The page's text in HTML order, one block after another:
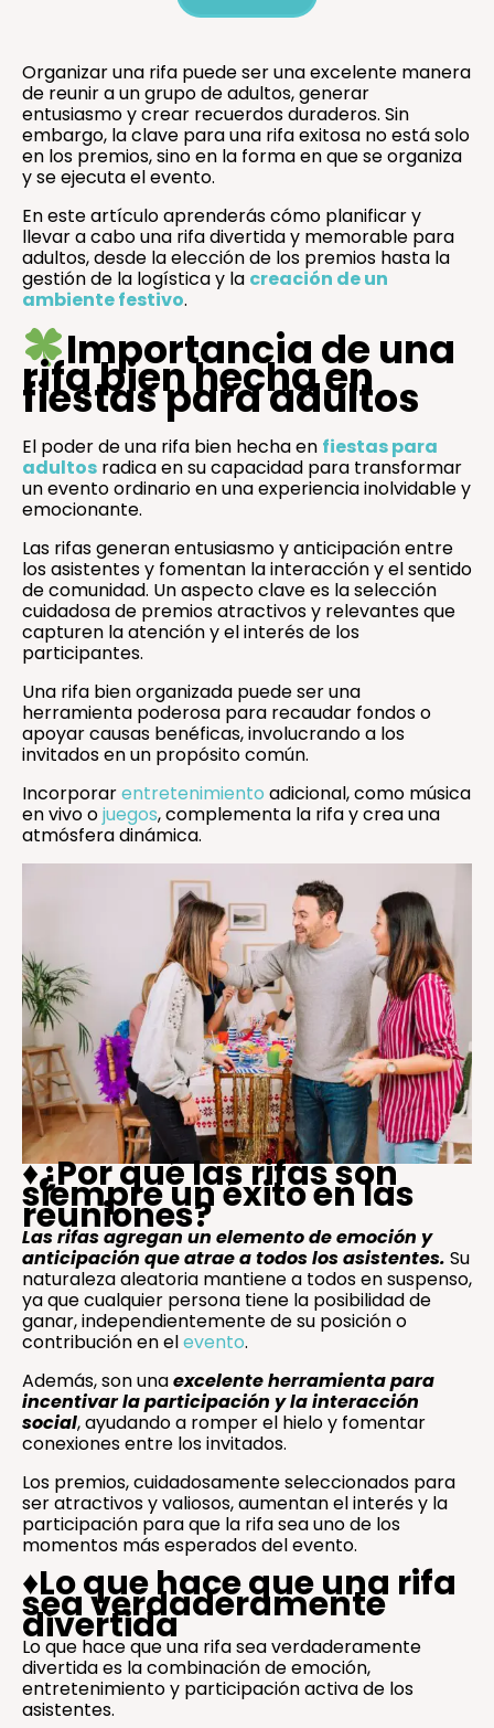
Organizar una rifa puede ser una excelente manera
de reunir a un grupo de adultos, generar
entusiasmo y crear recuerdos duraderos. Sin
embargo, la clave para una rifa exitosa no está solo
en los premios, sino en la forma en que se organiza
y se ejecuta el evento.
En este artículo aprenderás cómo planificar y
llevar a cabo una rifa divertida y memorable para
adultos, desde la elección de los premios hasta la
gestión de la logística y la creación de un
ambiente festivo.
Importancia de una
rifa bien hecha en
fiestas para adultos
El poder de una rifa bien hecha en fiestas para
adultos radica en su capacidad para transformar
un evento ordinario en una experiencia inolvidable y
emocionante.
Las rifas generan entusiasmo y anticipación entre
los asistentes y fomentan la interacción y el sentido
de comunidad. Un aspecto clave es la selección
cuidadosa de premios atractivos y relevantes que
capturen la atención y el interés de los
participantes.
Una rifa bien organizada puede ser una
herramienta poderosa para recaudar fondos o
apoyar causas benéficas, involucrando a los
invitados en un propósito común.
Incorporarentretenimiento adicional, como música
en vivo ojuegos, complementa la rifa y crea una
atmósfera dinámica.
♦️¿Por qué las rifas son
siempre un éxito en las
reuniones?
Las rifas agregan un elemento de emoción y
anticipación que atrae a todos los asistentes. Su
naturaleza aleatoria mantiene a todos en suspenso,
ya que cualquier persona tiene la posibilidad de
ganar, independientemente de su posición o
contribución en elevento.
Además, son unaexcelente herramienta para
incentivar la participación y la interacción
social, ayudando a romper el hielo y fomentar
conexiones entre los invitados.
Los premios, cuidadosamente seleccionados para
ser atractivos y valiosos, aumentan el interés y la
participación para que la rifa sea uno de los
momentos más esperados del evento.
♦️Lo que hace que una rifa
sea verdaderamente
divertida
Lo que hace que una rifa sea verdaderamente
divertida es la combinación de emoción,
entretenimiento y participación activa de los
asistentes.